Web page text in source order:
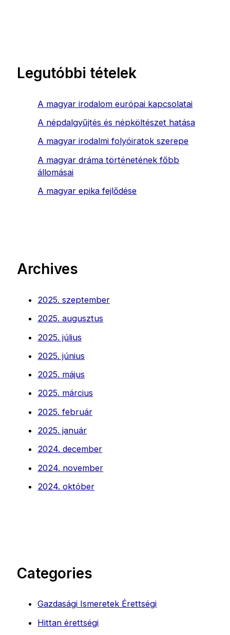
Legutóbbi tételek
A magyar irodalom európai kapcsolatai
A népdalgyűjtés és népköltészet hatása
A magyar irodalmi folyóiratok szerepe
A magyar dráma történetének főbb
állomásai
A magyar epika fejlődése
Archives
2025. szeptember
2025. augusztus
2025. július
2025. június
2025. május
2025. március
2025. február
2025. január
2024. december
2024. november
2024. október
Categories
Gazdasági Ismeretek Érettségi
Hittan érettségi